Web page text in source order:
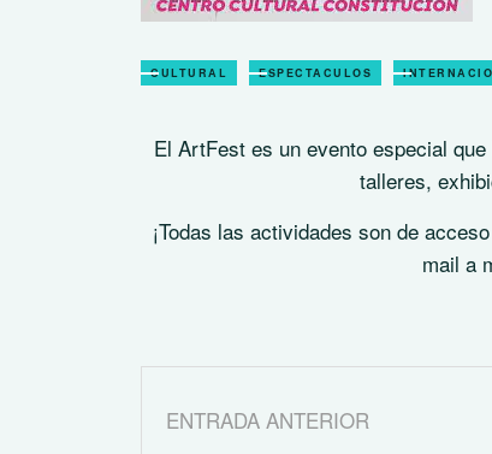
CULTURAL ESPECTACULOS
El ArtFest es un evento especial
talleres,
¡Todas las actividades son de
mail a
ENTRADA ANTERIOR